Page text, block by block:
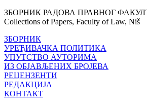
ЗБОРНИК РАДОВА ПРАВНОГ
Collections of Papers, Faculty of Law, Niš
ЗБОРНИК
УРЕЂИВАЧКА ПОЛИТИКА
УПУТСТВО АУТОРИМА
ИЗ ОБЈАВЉЕНИХ БРОЈЕВА
РЕЦЕНЗЕНТИ
РЕДАКЦИЈА
КОНТАКТ